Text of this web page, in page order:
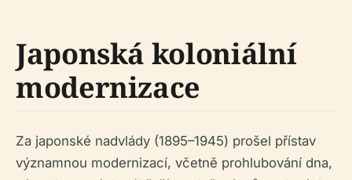
Japonská koloniální
modernizace
Za japonské nadvlády (1895–1945) prošel přístav
významnou modernizací, včetně prohlubování dna,